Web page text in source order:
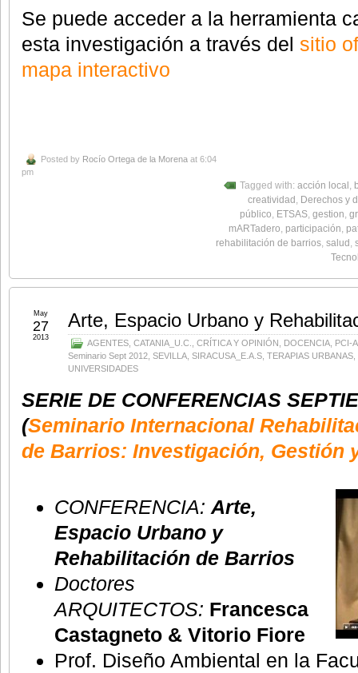
Se puede acceder a la herramienta
esta investigación a través del sitio
mapa interactivo
Posted by Rocío Ortega de la Morena at 6:04
pm
Tagged with: acción local
creatividad Derechos y
público ETSAS gestion
mARTadero participación
rehabilitación de barrios salud
Arte, Espacio Urbano y
AGENTES CATANIA_U.C. CRÍTICA Y OPINIÓN DOCENCIA PCI-
Seminario Sept 2012 SEVILLA SIRACUSA_E.A.S TERAPIAS URBANAS
UNIVERSIDADES
May
27
2013
SERIE DE CONFERENCIAS
(Seminario Internacional
de Barrios: Investigación, Gestión
CONFERENCIA: Arte,
Espacio Urbano y
Rehabilitación de Barrios
Doctores
ARQUITECTOS: Francesca
Castagneto & Vitorio Fiore
Prof. Diseño Ambiental en la